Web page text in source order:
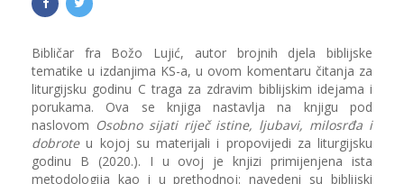
Bibličar fra Božo Lujić, autor brojnih djela biblijske
tematike u izdanjima KS-a, u ovom komentaru čitanja za
liturgijsku godinu C traga za zdravim biblijskim idejama i
porukama. Ova se knjiga nastavlja na knjigu pod
naslovom Osobno sijati riječ istine, ljubavi, milosrđa i
dobroteu kojoj su materijali i propovijedi za liturgijsku
godinu B (2020.). I u ovoj je knjizi primijenjena ista
metodologija kao i u prethodnoj: navedeni su biblijski